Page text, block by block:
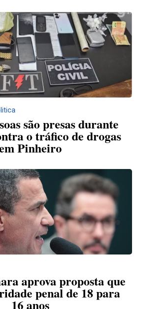
são presas durante
o tráfico de drogas
Pinheiro
aprova proposta que
penal de 18 para
16 anos